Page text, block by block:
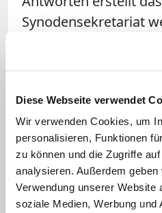
Diese Webseite verwendet
Wir verwenden Cookies, um
personalisieren, Funktionen
zu können und die Zugriffe
analysieren. Außerdem
Verwendung unserer Website
soziale Medien, Werbung und
Synodensekretariat
Arbeitsgrundlagen
undbesonders unter
haben die
innerkirchlich an
Allerdings haben sie
eigenständige
als Beratungsorgan